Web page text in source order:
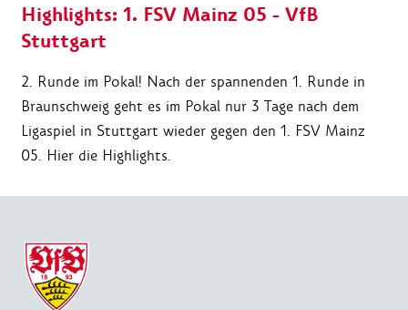
Highlights: 1. FSV Mainz 05 - VfB
Stuttgart
2. Runde im Pokal! Nach der spannenden 1. Runde in
Braunschweig geht es im Pokal nur 3 Tage nach dem
Ligaspiel in Stuttgart wieder gegen den 1. FSV Mainz
05. Hier die Highlights.